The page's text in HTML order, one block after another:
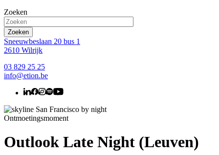
Zoeken
Sneeuwbeslaan 20 bus 1
2610 Wilrijk
03 829 25 25
info@etion.be
Ontmoetingsmoment
Outlook Late Night (Leuven)